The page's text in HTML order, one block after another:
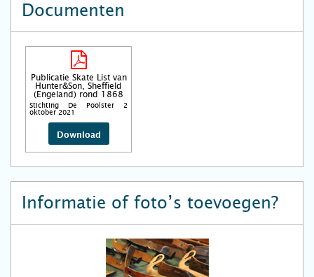
Documenten
Publicatie Skate List van
Hunter&Son, Sheffield
(Engeland) rond 1868
Stichting De Poolster 2
oktober 2021
Download
Informatie of foto’s toevoegen?